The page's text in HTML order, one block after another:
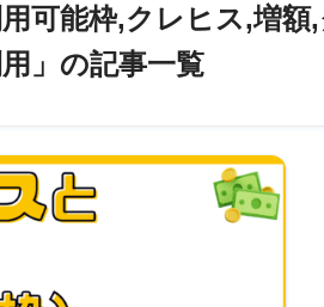
用可能枠,クレヒス,増
」の記事一覧